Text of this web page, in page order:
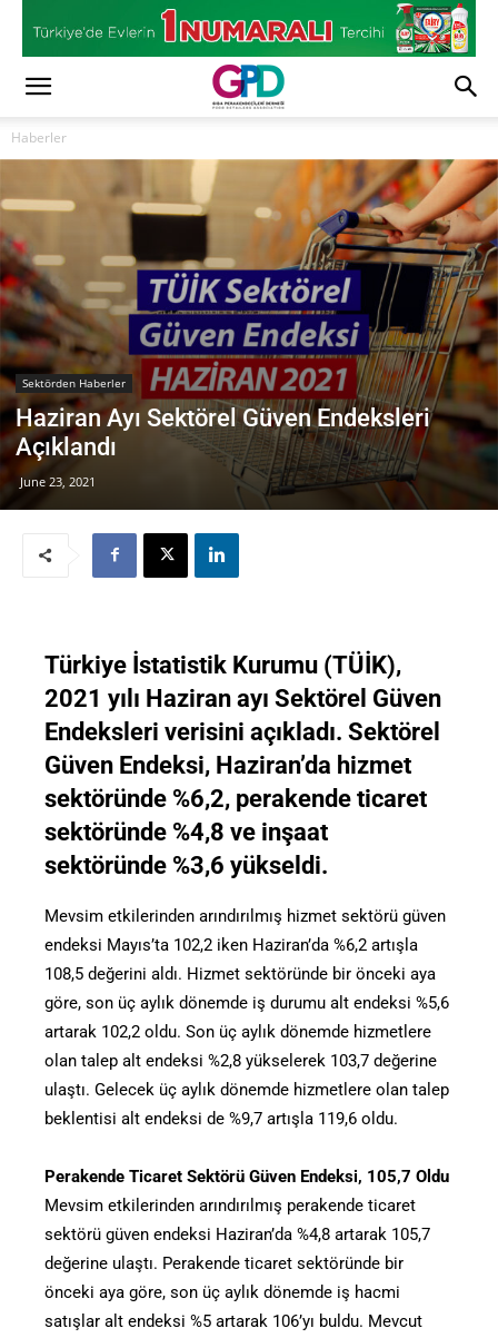
Haberler
Sektörden Haberler
Haziran Ayı Sektörel Güven Endeksleri
Açıklandı
June 23, 2021
Türkiye İstatistik Kurumu (TÜİK),
2021 yılı Haziran ayı Sektörel Güven
Endeksleri verisini açıkladı. Sektörel
Güven Endeksi, Haziran’da hizmet
sektöründe %6,2, perakende ticaret
sektöründe %4,8 ve inşaat
sektöründe %3,6 yükseldi.
Mevsim etkilerinden arındırılmış hizmet sektörü güven
endeksi Mayıs’ta 102,2 iken Haziran’da %6,2 artışla
108,5 değerini aldı. Hizmet sektöründe bir önceki aya
göre, son üç aylık dönemde iş durumu alt endeksi %5,6
artarak 102,2 oldu. Son üç aylık dönemde hizmetlere
olan talep alt endeksi %2,8 yükselerek 103,7 değerine
ulaştı. Gelecek üç aylık dönemde hizmetlere olan talep
beklentisi alt endeksi de %9,7 artışla 119,6 oldu.
Perakende Ticaret Sektörü Güven Endeksi, 105,7 Oldu
Mevsim etkilerinden arındırılmış perakende ticaret
sektörü güven endeksi Haziran’da %4,8 artarak 105,7
değerine ulaştı. Perakende ticaret sektöründe bir
önceki aya göre, son üç aylık dönemde iş hacmi
satışlar alt endeksi %5 artarak 106’yı buldu. Mevcut